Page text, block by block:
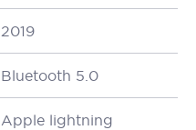
2019
Bluetooth 5.0
Apple lightning